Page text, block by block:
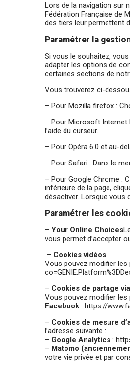
Lors de la navigation sur
Fédération Française de
des tiers leur permettent
Paramétrer la
Si vous le souhaitez,
adapter les options de
certaines sections de
Vous trouverez ci-
– Pour Mozilla firefox :
– Pour Microsoft Internet
l’aide du curseur.
– Pour Opéra 6.0 et au-
– Pour Safari : Dans le
– Pour Google Chrome :
inférieure de la page,
désactiver. Lorsque vous
Paramétrer les
– Your Online Choices
vous permet d’accepter
– Cookies vidéos
Vous pouvez modifier
– Cookies de partage
Vous pouvez modifier les
Facebook : https://
– Cookies de mesure
l’adresse suivante :
– Google Analytics :
– Matomo
votre vie privée et par